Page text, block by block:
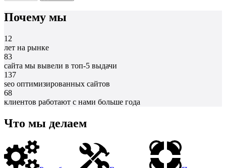
Почему мы
12
лет на рынке
83
сайта мы вывели в топ-5 выдачи
137
seo оптимизированных сайтов
68
клиентов работают с нами больше года
Что мы делаем